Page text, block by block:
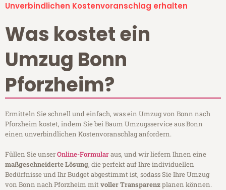
Unverbindlichen Kostenvoranschlag erhalten
Was kostet ein
Umzug Bonn
Pforzheim?
Ermitteln Sie schnell und einfach, was ein Umzug von Bonn nach
Pforzheim kostet, indem Sie bei Baum Umzugsservice aus Bonn
einen unverbindlichen Kostenvoranschlag anfordern.
Füllen Sie unserOnline-Formularaus, und wir liefern Ihnen eine
maßgeschneiderte Lösung, die perfekt auf Ihre individuellen
Bedürfnisse und Ihr Budget abgestimmt ist, sodass Sie Ihre Umzug
von Bonn nach Pforzheim mitvoller Transparenzplanen können.